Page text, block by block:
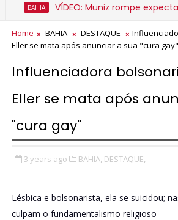
BAHIA VÍDEO: Muniz rompe
Home BAHIA DESTAQUE
Eller se mata após anunciar a sua "cura gay"
Influenciadora
Eller se mata após
"cura gay"
3 years ago BAHIA, DESTAQUE,
Lésbica e bolsonarista, ela se suicidou;
culpam o fundamentalismo religioso